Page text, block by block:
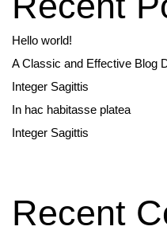
Hello world!
A Classic and Effective Blog
Integer Sagittis
In hac habitasse platea
Integer Sagittis
Recent